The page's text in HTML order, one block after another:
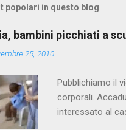
popolari in questo blog
bambini picchiati a
25, 2010
Pubblichiamo il
corporali.
interessato al